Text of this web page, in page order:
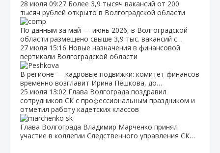
28 июля 09:27 Более 3,9 тысяч вакансий от 200
тысяч рублей открыто в Волгоградской области
По данным за май — июнь 2026, в Волгоградской
области размещено свыше 3,9 тыс. вакансий с…
27 июля 15:16 Новые назначения в финансовой
вертикали Волгоградской области
В регионе — кадровые подвижки: комитет финансов
временно возглавит Ирина Пешкова, до…
25 июля 13:02 Глава Волгограда поздравил
сотрудников СК с профессиональным праздником и
отметил работу кадетских классов
Глава Волгограда Владимир Марченко принял
участие в коллегии Следственного управления СК…